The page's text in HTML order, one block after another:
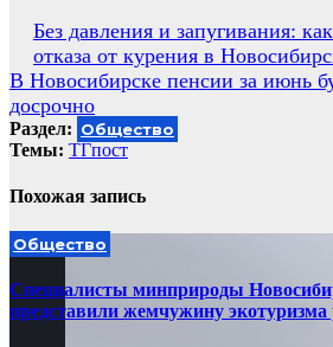
Навигация
по
записям
Без давления и запугивания:
отказа от курения в
В Новосибирске пенсии за июнь
досрочно
Раздел: Общество
Темы: ТГпост
Похожая запись
Общество
Специалисты минприроды
представили жемчужину экотуризма